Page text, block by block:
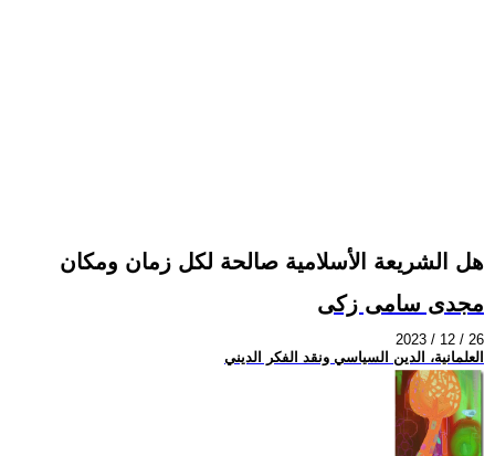
هل الشريعة الأسلامية صالحة لكل زمان ومكان
مجدى سامى زكى
2023 / 12 / 26
العلمانية، الدين السياسي ونقد الفكر الديني